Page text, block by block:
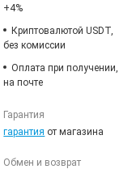
+4%
Криптовалютой USDT,
без комиссии
Оплата при получении,
на почте
Гарантия
гарантия от магазина
Обмен и возврат